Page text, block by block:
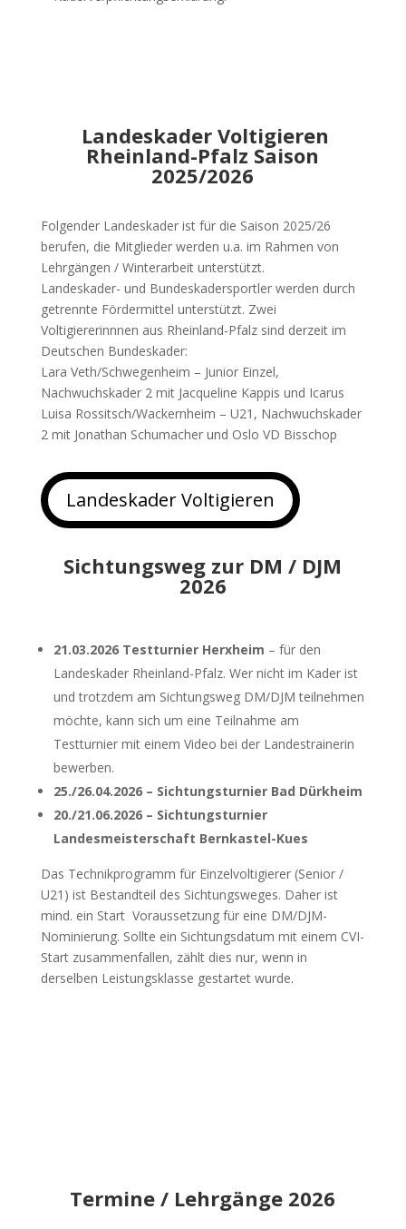
Landeskader Voltigieren
Rheinland-Pfalz Saison
2025/2026
Folgender Landeskader ist für die Saison 2025/26
berufen, die Mitglieder werden u.a. im Rahmen von
Lehrgängen / Winterarbeit unterstützt.
Landeskader- und Bundeskadersportler werden durch
getrennte Fördermittel unterstützt. Zwei
Voltigiererinnnen aus Rheinland-Pfalz sind derzeit im
Deutschen Bundeskader:
Lara Veth/Schwegenheim – Junior Einzel,
Nachwuchskader 2 mit Jacqueline Kappis und Icarus
Luisa Rossitsch/Wackernheim – U21, Nachwuchskader
2 mit Jonathan Schumacher und Oslo VD Bisschop
Landeskader Voltigieren
Sichtungsweg zur DM / DJM
2026
21.03.2026 Testturnier Herxheim – für den
Landeskader Rheinland-Pfalz. Wer nicht im Kader ist
und trotzdem am Sichtungsweg DM/DJM teilnehmen
möchte, kann sich um eine Teilnahme am
Testturnier mit einem Video bei der Landestrainerin
bewerben.
25./26.04.2026 – Sichtungsturnier Bad Dürkheim
20./21.06.2026 – Sichtungsturnier
Landesmeisterschaft Bernkastel-Kues
Das Technikprogramm für Einzelvoltigierer (Senior /
U21) ist Bestandteil des Sichtungsweges. Daher ist
mind. ein Start Voraussetzung für eine DM/DJM-
Nominierung. Sollte ein Sichtungsdatum mit einem CVI-
Start zusammenfallen, zählt dies nur, wenn in
derselben Leistungsklasse gestartet wurde.
Termine / Lehrgänge 2026